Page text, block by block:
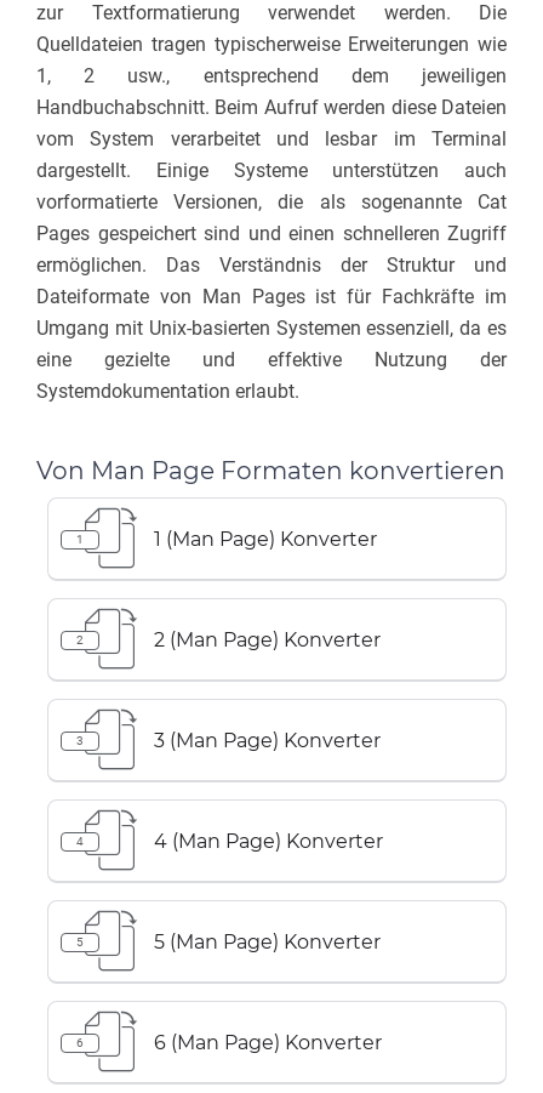
zur Textformatierung verwendet werden. Die
Quelldateien tragen typischerweise Erweiterungen wie
1, 2 usw., entsprechend dem jeweiligen
Handbuchabschnitt. Beim Aufruf werden diese Dateien
vom System verarbeitet und lesbar im Terminal
dargestellt. Einige Systeme unterstützen auch
vorformatierte Versionen, die als sogenannte Cat
Pages gespeichert sind und einen schnelleren Zugriff
ermöglichen. Das Verständnis der Struktur und
Dateiformate von Man Pages ist für Fachkräfte im
Umgang mit Unix-basierten Systemen essenziell, da es
eine gezielte und effektive Nutzung der
Systemdokumentation erlaubt.
Von Man Page Formaten konvertieren
1 1 (Man Page) Konverter
2 2 (Man Page) Konverter
3 3 (Man Page) Konverter
4 4 (Man Page) Konverter
5 5 (Man Page) Konverter
6 6 (Man Page) Konverter